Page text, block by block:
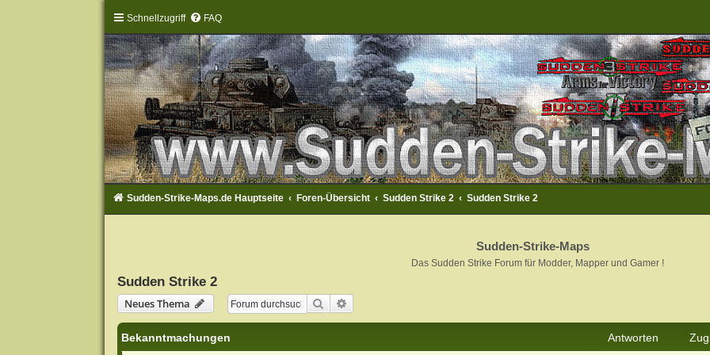
Schnellzugriff FAQ
Sudden-Strike-Maps.de Hauptseite Foren-Übersicht Sudden Strike 2 Sudden Strike 2
Sudden-Strike-Maps
Das Sudden Strike Forum für Modder, Mapper und Gamer !
Sudden Strike 2
Neues Thema
Suche
Bekanntmachungen Antworten